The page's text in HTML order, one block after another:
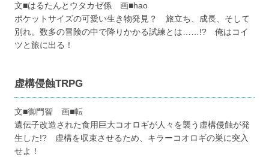
文■はるたんとウタカゼ係 画■hao
ポケットサイズの可愛い生き物発見？ 旅立ち、成長、そして
別れ。数多の冒険の中で降りかかる試練とは……!? 俺はコイ
ツと旅に出る！
虚構侵蝕TRPG
文■御門智 画■転
遺伝子改造された食用巨大コオロギが人々を襲う虚構侵蝕が発
生した!? 虚構を収束させるため、キラーコオロギの巣に突入
せよ！